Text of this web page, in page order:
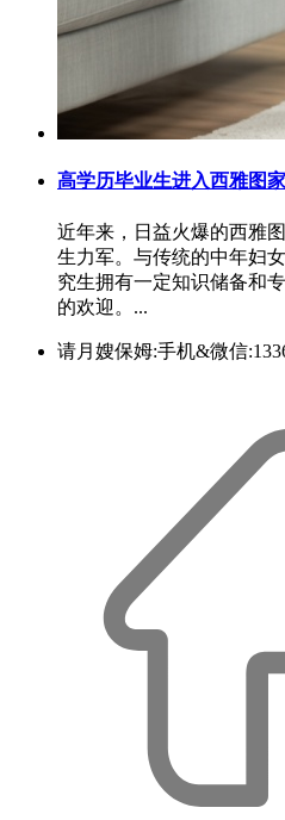
高学历毕业生进入西雅图
近年来，日益火爆的西雅
生力军。与传统的中年妇
究生拥有一定知识储备和
的欢迎。...
请月嫂保姆:手机&微信